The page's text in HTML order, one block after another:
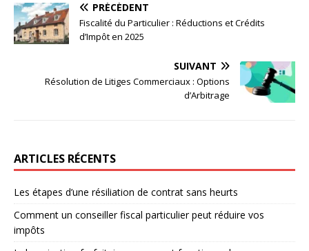
PRÉCÉDENT
Fiscalité du Particulier : Réductions et Crédits
d’Impôt en 2025
SUIVANT
Résolution de Litiges Commerciaux : Options
d’Arbitrage
ARTICLES RÉCENTS
Les étapes d’une résiliation de contrat sans heurts
Comment un conseiller fiscal particulier peut réduire vos
impôts